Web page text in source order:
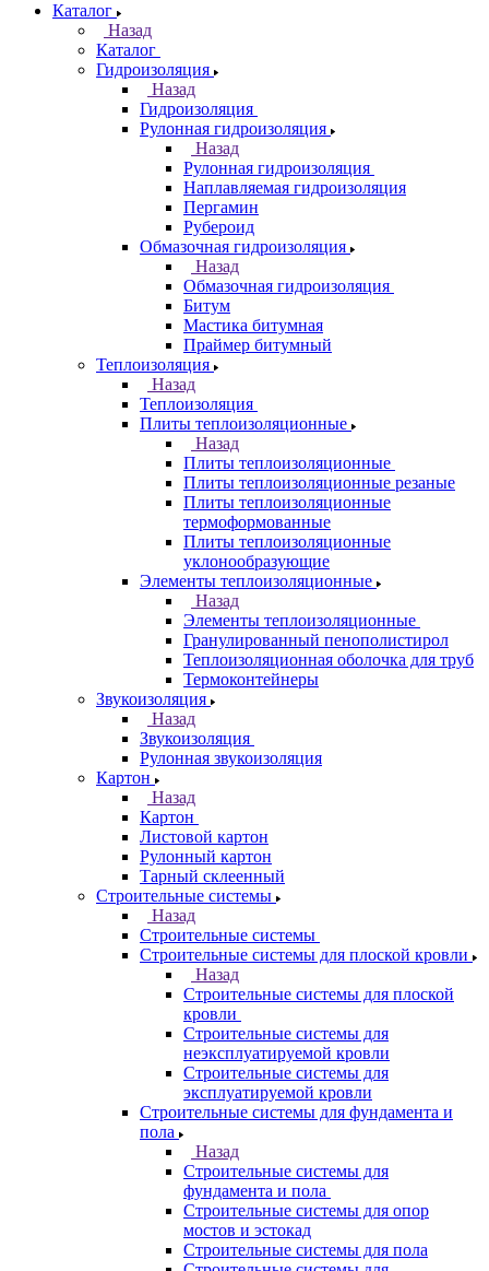
Каталог
Назад
Каталог
Гидроизоляция
Назад
Гидроизоляция
Рулонная гидроизоляция
Назад
Рулонная гидроизоляция
Наплавляемая гидроизоляция
Пергамин
Рубероид
Обмазочная гидроизоляция
Назад
Обмазочная гидроизоляция
Битум
Мастика битумная
Праймер битумный
Теплоизоляция
Назад
Теплоизоляция
Плиты теплоизоляционные
Назад
Плиты теплоизоляционные
Плиты теплоизоляционные резаные
Плиты теплоизоляционные
термоформованные
Плиты теплоизоляционные
уклонообразующие
Элементы теплоизоляционные
Назад
Элементы теплоизоляционные
Гранулированный пенополистирол
Теплоизоляционная оболочка для труб
Термоконтейнеры
Звукоизоляция
Назад
Звукоизоляция
Рулонная звукоизоляция
Картон
Назад
Картон
Листовой картон
Рулонный картон
Тарный склеенный
Строительные системы
Назад
Строительные системы
Строительные системы для плоской кровли
Назад
Строительные системы для плоской
кровли
Строительные системы для
неэксплуатируемой кровли
Строительные системы для
эксплуатируемой кровли
Строительные системы для фундамента и
пола
Назад
Строительные системы для
фундамента и пола
Строительные системы для опор
мостов и эстокад
Строительные системы для пола